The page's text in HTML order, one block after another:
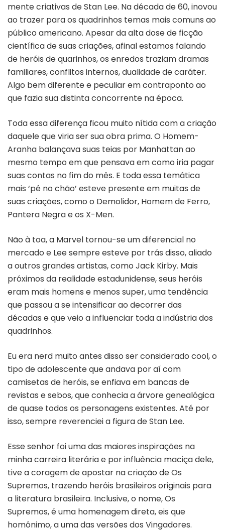
mente criativas de Stan Lee. Na década de 60, inovou
ao trazer para os quadrinhos temas mais comuns ao
público americano. Apesar da alta dose de ficção
científica de suas criações, afinal estamos falando
de heróis de quarinhos, os enredos traziam dramas
familiares, conflitos internos, dualidade de caráter.
Algo bem diferente e peculiar em contraponto ao
que fazia sua distinta concorrente na época.
Toda essa diferença ficou muito nítida com a criação
daquele que viria ser sua obra prima. O Homem-
Aranha balançava suas teias por Manhattan ao
mesmo tempo em que pensava em como iria pagar
suas contas no fim do mês. E toda essa temática
mais ‘pé no chão’ esteve presente em muitas de
suas criações, como o Demolidor, Homem de Ferro,
Pantera Negra e os X-Men.
Não à toa, a Marvel tornou-se um diferencial no
mercado e Lee sempre esteve por trás disso, aliado
a outros grandes artistas, como Jack Kirby. Mais
próximos da realidade estadunidense, seus heróis
eram mais homens e menos super, uma tendência
que passou a se intensificar ao decorrer das
décadas e que veio a influenciar toda a indústria dos
quadrinhos.
Eu era nerd muito antes disso ser considerado cool, o
tipo de adolescente que andava por aí com
camisetas de heróis, se enfiava em bancas de
revistas e sebos, que conhecia a árvore genealógica
de quase todos os personagens existentes. Até por
isso, sempre reverenciei a figura de Stan Lee.
Esse senhor foi uma das maiores inspirações na
minha carreira literária e por influência maciça dele,
tive a coragem de apostar na criação de Os
Supremos, trazendo heróis brasileiros originais para
a literatura brasileira. Inclusive, o nome, Os
Supremos, é uma homenagem direta, eis que
homônimo, a uma das versões dos Vingadores.